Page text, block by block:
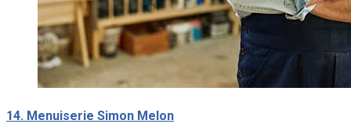
14. Menuiserie Simon Melon